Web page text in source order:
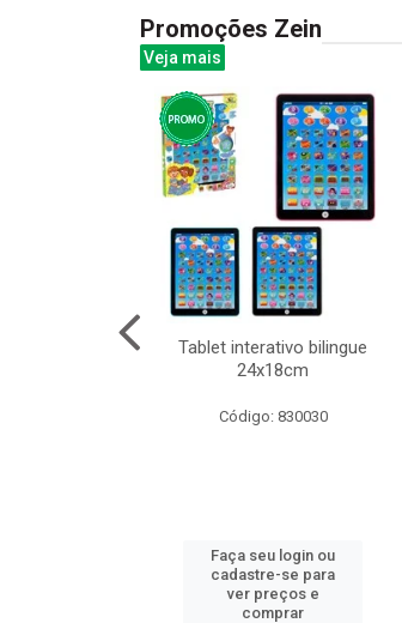
Promoções Zein
Veja mais
Tablet interativo bilingue
24x18cm
Código: 830030
Faça seu login ou
cadastre-se para
ver preços e
comprar